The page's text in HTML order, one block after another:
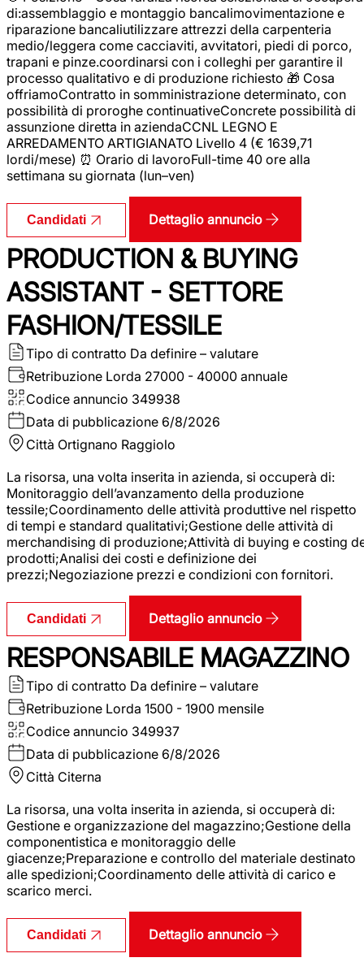
di:assemblaggio e montaggio bancalimovimentazione e
riparazione bancaliutilizzare attrezzi della carpenteria
medio/leggera come cacciaviti, avvitatori, piedi di porco,
trapani e pinze.coordinarsi con i colleghi per garantire il
processo qualitativo e di produzione richiesto 🎁 Cosa
offriamoContratto in somministrazione determinato, con
possibilità di proroghe continuativeConcrete possibilità di
assunzione diretta in aziendaCCNL LEGNO E
ARREDAMENTO ARTIGIANATO Livello 4 (€ 1639,71
lordi/mese) ⏰ Orario di lavoroFull-time 40 ore alla
settimana su giornata (lun–ven)
Candidati Dettaglio annuncio
PRODUCTION & BUYING
ASSISTANT - SETTORE
FASHION/TESSILE
Tipo di contratto Da definire – valutare
Retribuzione Lorda 27000 - 40000 annuale
Codice annuncio 349938
Data di pubblicazione 6/8/2026
Città Ortignano Raggiolo
La risorsa, una volta inserita in azienda, si occuperà di:
Monitoraggio dell’avanzamento della produzione
tessile;Coordinamento delle attività produttive nel rispetto
di tempi e standard qualitativi;Gestione delle attività di
merchandising di produzione;Attività di buying e costing
prodotti;Analisi dei costi e definizione dei
prezzi;Negoziazione prezzi e condizioni con fornitori.
Candidati Dettaglio annuncio
RESPONSABILE MAGAZZINO
Tipo di contratto Da definire – valutare
Retribuzione Lorda 1500 - 1900 mensile
Codice annuncio 349937
Data di pubblicazione 6/8/2026
Città Citerna
La risorsa, una volta inserita in azienda, si occuperà di:
Gestione e organizzazione del magazzino;Gestione della
componentistica e monitoraggio delle
giacenze;Preparazione e controllo del materiale destinato
alle spedizioni;Coordinamento delle attività di carico e
scarico merci.
Candidati Dettaglio annuncio